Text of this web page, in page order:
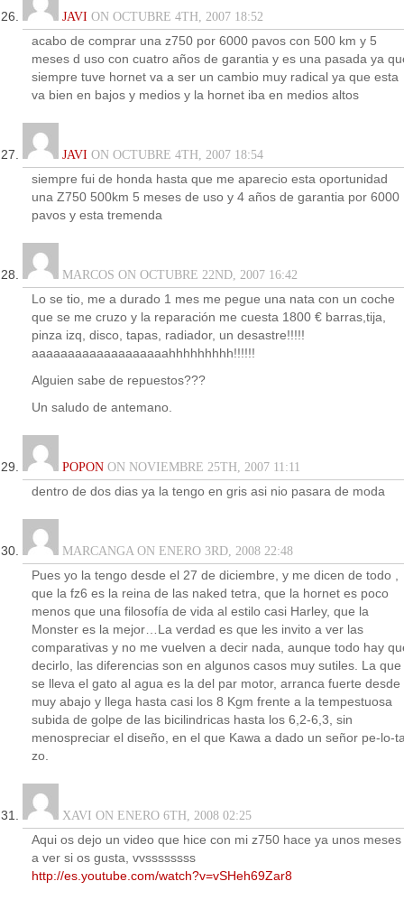
JAVI ON OCTUBRE 4TH, 2007 18:52
acabo de comprar una z750 por 6000 pavos con 500 km y 5
meses d uso con cuatro años de garantia y es una pasada ya
siempre tuve hornet va a ser un cambio muy radical ya que esta
va bien en bajos y medios y la hornet iba en medios altos
JAVI ON OCTUBRE 4TH, 2007 18:54
siempre fui de honda hasta que me aparecio esta oportunidad
una Z750 500km 5 meses de uso y 4 años de garantia por 6000
pavos y esta tremenda
MARCOS ON OCTUBRE 22ND, 2007 16:42
Lo se tio, me a durado 1 mes me pegue una nata con un coche
que se me cruzo y la reparación me cuesta 1800 € barras,tija,
pinza izq, disco, tapas, radiador, un desastre!!!!!
aaaaaaaaaaaaaaaaaaahhhhhhhhh!!!!!!
Alguien sabe de repuestos???
Un saludo de antemano.
POPON ON NOVIEMBRE 25TH, 2007 11:11
dentro de dos dias ya la tengo en gris asi nio pasara de moda
MARCANGA ON ENERO 3RD, 2008 22:48
Pues yo la tengo desde el 27 de diciembre, y me dicen de todo ,
que la fz6 es la reina de las naked tetra, que la hornet es poco
menos que una filosofía de vida al estilo casi Harley, que la
Monster es la mejor…La verdad es que les invito a ver las
comparativas y no me vuelven a decir nada, aunque todo hay
decirlo, las diferencias son en algunos casos muy sutiles. La que
se lleva el gato al agua es la del par motor, arranca fuerte desde
muy abajo y llega hasta casi los 8 Kgm frente a la tempestuosa
subida de golpe de las bicilindricas hasta los 6,2-6,3, sin
menospreciar el diseño, en el que Kawa a dado un señor pe-lo-
zo.
XAVI ON ENERO 6TH, 2008 02:25
Aqui os dejo un video que hice con mi z750 hace ya unos meses
a ver si os gusta, vvssssssss
http://es.youtube.com/watch?v=vSHeh69Zar8